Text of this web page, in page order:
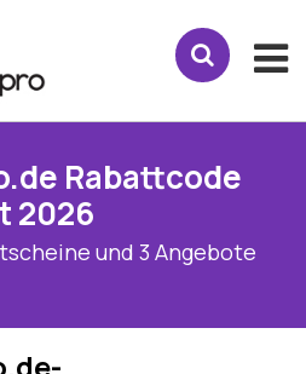
Rabattcode
2026
und 3 Angebote